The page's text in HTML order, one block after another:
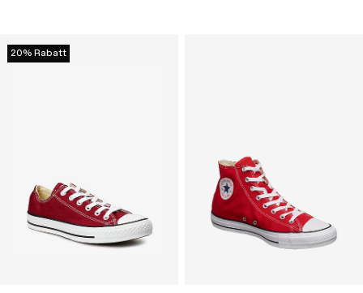
20% Rabatt